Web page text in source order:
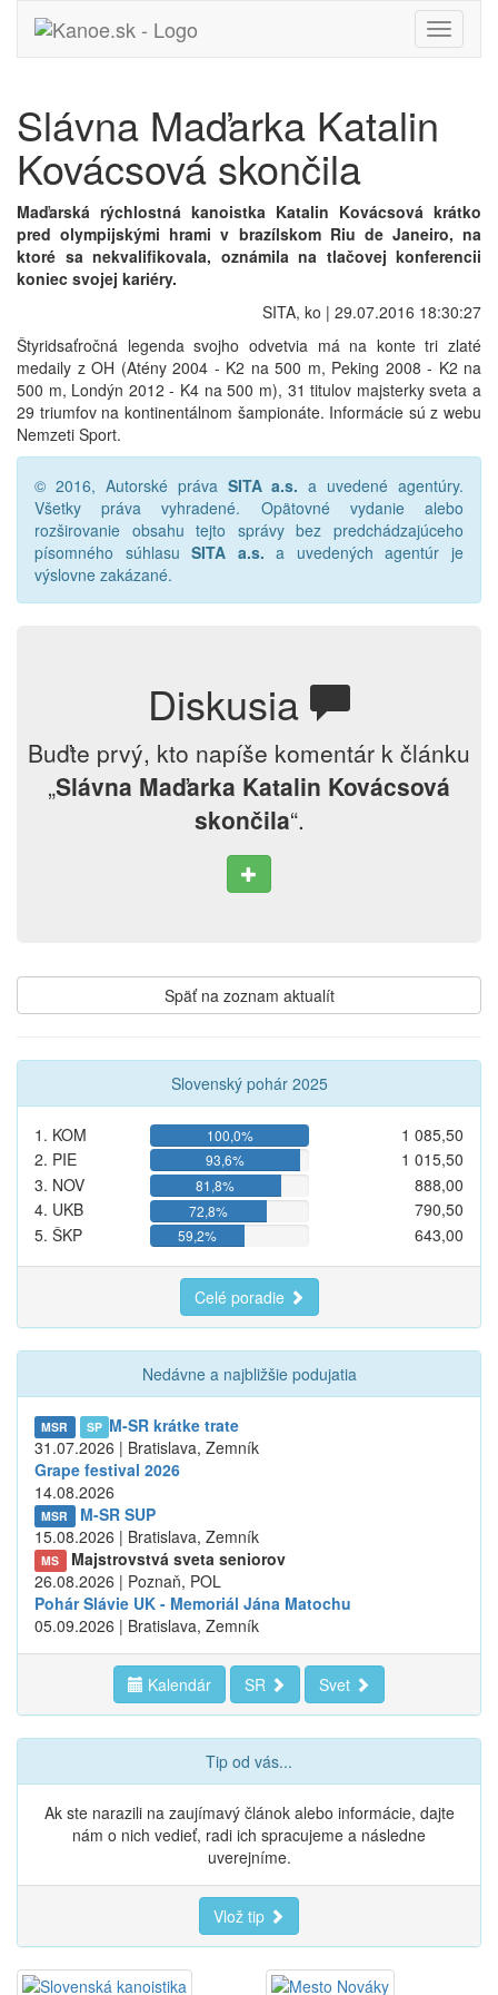
Toggle
Slávna Maďarka Katalin
Kovácsová skončila
Maďarská rýchlostná kanoistka Katalin Kovácsová krátko
pred olympijskými hrami v brazílskom Riu de Janeiro, na
ktoré sa nekvalifikovala, oznámila na tlačovej konferencii
koniec svojej kariéry.
SITA, ko | 29.07.2016 18:30:27
Štyridsaťročná legenda svojho odvetvia má na konte tri zlaté
medaily z OH (Atény 2004 - K2 na 500 m, Peking 2008 - K2 na
500 m, Londýn 2012 - K4 na 500 m), 31 titulov majsterky sveta a
29 triumfov na kontinentálnom šampionáte. Informácie sú z webu
Nemzeti Sport.
© 2016, Autorské práva SITA a.s. a uvedené agentúry.
Všetky práva vyhradené. Opätovné vydanie alebo
rozširovanie obsahu tejto správy bez predchádzajúceho
písomného súhlasuSITA a.s. a uvedených agentúr je
výslovne zakázané.
Diskusia
Buďte prvý, kto napíše komentár k článku
„Slávna Maďarka Katalin Kovácsová
skončila“.
Späť na zoznam aktualít
Slovenský pohár 2025
1. KOM 100,0%
1 085,50
2. PIE
93,6%
1 015,50
3. NOV
81,8%
888,00
4. UKB
72,8%
790,50
5. ŠKP
59,2% 643,00
Celé poradie
Nedávne a najbližšie podujatia
MSR SP M-SR krátke trate
31.07.2026 | Bratislava, Zemník
Grape festival 2026
14.08.2026
MSR
M-SR SUP
15.08.2026 | Bratislava, Zemník
MS
Majstrovstvá sveta seniorov
26.08.2026 | Poznaň, POL
Pohár Slávie UK - Memoriál Jána Matochu
05.09.2026 | Bratislava, Zemník
Kalendár SR Svet
Tip od vás...
Ak ste narazili na zaujímavý článok alebo informácie, dajte
nám o nich vedieť, radi ich spracujeme a následne
uverejníme.
Vlož tip